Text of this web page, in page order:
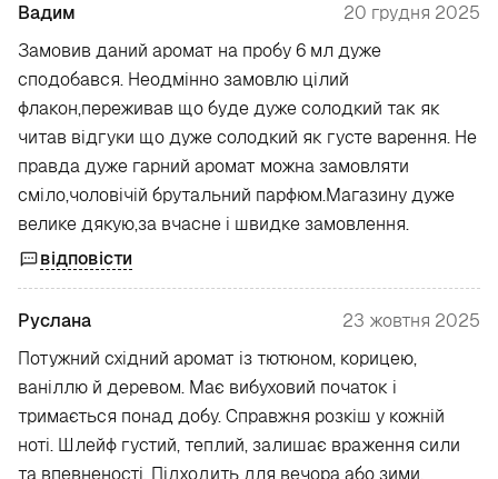
Вадим
20 грудня 2025
Замовив даний аромат на пробу 6 мл дуже
сподобався. Неодмінно замовлю цілий
флакон,переживав що буде дуже солодкий так як
читав відгуки що дуже солодкий як густе варення. Не
правда дуже гарний аромат можна замовляти
сміло,чоловічій брутальний парфюм.Магазину дуже
велике дякую,за вчасне і швидке замовлення.
відповісти
Руслана
23 жовтня 2025
Потужний східний аромат із тютюном, корицею,
ваніллю й деревом. Має вибуховий початок і
тримається понад добу. Справжня розкіш у кожній
ноті. Шлейф густий, теплий, залишає враження сили
та впевненості. Підходить для вечора або зими.